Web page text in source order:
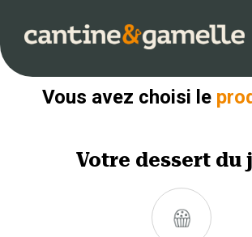
Vous avez choisi le
Votre dessertdu